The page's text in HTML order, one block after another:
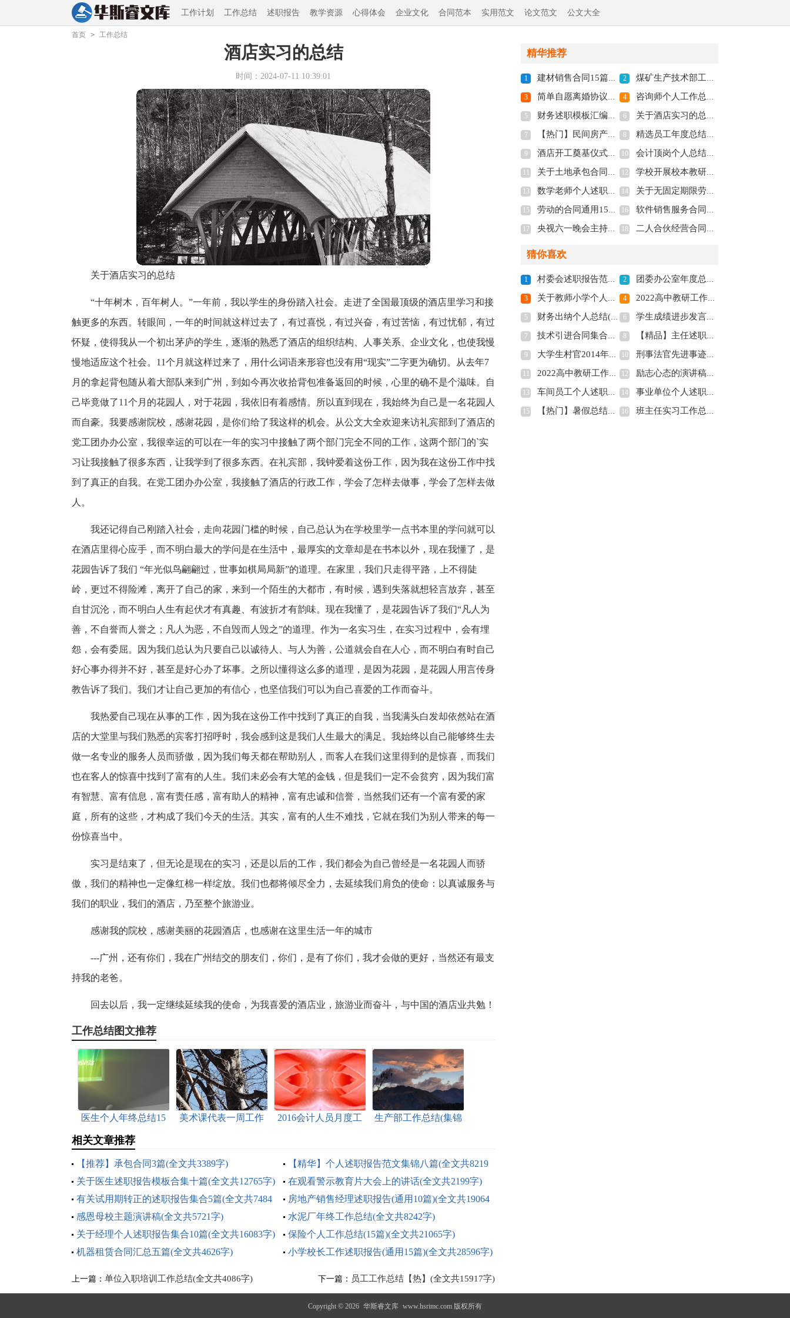
工作计划 工作总结 述职报告 教学资源 心得体会 企业文化 合同范本 实用范文 论文范文 公文大全
首页 > 工作总结
酒店实习的总结
时间：2024-07-11 10:39:01
关于酒店实习的总结
“十年树木，百年树人。”一年前，我以学生的身份踏入社会。走进了全国最顶级的酒店里学习和接
触更多的东西。转眼间，一年的时间就这样过去了，有过喜悦，有过兴奋，有过苦恼，有过忧郁，有过
怀疑，使得我从一个初出茅庐的学生，逐渐的熟悉了酒店的组织结构、人事关系、企业文化，也使我慢
慢地适应这个社会。11个月就这样过来了，用什么词语来形容也没有用“现实”二字更为确切。从去年7
月的拿起背包随从着大部队来到广州，到如今再次收拾背包准备返回的时候，心里的确不是个滋味。自
己毕竟做了11个月的花园人，对于花园，我依旧有着感情。所以直到现在，我始终为自己是一名花园人
而自豪。我要感谢院校，感谢花园，是你们给了我这样的机会。从公文大全欢迎来访礼宾部到了酒店的
党工团办办公室，我很幸运的可以在一年的实习中接触了两个部门完全不同的工作，这两个部门的`实
习让我接触了很多东西，让我学到了很多东西。在礼宾部，我钟爱着这份工作，因为我在这份工作中找
到了真正的自我。在党工团办办公室，我接触了酒店的行政工作，学会了怎样去做事，学会了怎样去做
人。
我还记得自己刚踏入社会，走向花园门槛的时候，自己总认为在学校里学一点书本里的学问就可以
在酒店里得心应手，而不明白最大的学问是在生活中，最厚实的文章却是在书本以外，现在我懂了，是
花园告诉了我们 “年光似鸟翩翩过，世事如棋局局新”的道理。在家里，我们只走得平路，上不得陡
岭，更过不得险滩，离开了自己的家，来到一个陌生的大都市，有时候，遇到失落就想轻言放弃，甚至
自甘沉沦，而不明白人生有起伏才有真趣、有波折才有韵味。现在我懂了，是花园告诉了我们“凡人为
善，不自誉而人誉之；凡人为恶，不自毁而人毁之”的道理。作为一名实习生，在实习过程中，会有埋
怨，会有委屈。因为我们总认为只要自己以诚待人、与人为善，公道就会自在人心，而不明白有时自己
好心事办得并不好，甚至是好心办了坏事。之所以懂得这么多的道理，是因为花园，是花园人用言传身
教告诉了我们。我们才让自己更加的有信心，也坚信我们可以为自己喜爱的工作而奋斗。
我热爱自己现在从事的工作，因为我在这份工作中找到了真正的自我，当我满头白发却依然站在酒
店的大堂里与我们熟悉的宾客打招呼时，我会感到这是我们人生最大的满足。我始终以自己能够终生去
做一名专业的服务人员而骄傲，因为我们每天都在帮助别人，而客人在我们这里得到的是惊喜，而我们
也在客人的惊喜中找到了富有的人生。我们未必会有大笔的金钱，但是我们一定不会贫穷，因为我们富
有智慧、富有信息，富有责任感，富有助人的精神，富有忠诚和信誉，当然我们还有一个富有爱的家
庭，所有的这些，才构成了我们今天的生活。其实，富有的人生不难找，它就在我们为别人带来的每一
份惊喜当中。
实习是结束了，但无论是现在的实习，还是以后的工作，我们都会为自己曾经是一名花园人而骄
傲，我们的精神也一定像红棉一样绽放。我们也都将倾尽全力，去延续我们肩负的使命：以真诚服务与
我们的职业，我们的酒店，乃至整个旅游业。
感谢我的院校，感谢美丽的花园酒店，也感谢在这里生活一年的城市
---广州，还有你们，我在广州结交的朋友们，你们，是有了你们，我才会做的更好，当然还有最支
持我的老爸。
回去以后，我一定继续延续我的使命，为我喜爱的酒店业，旅游业而奋斗，与中国的酒店业共勉！
工作总结图文推荐
医生个人年终总结15
美术课代表一周工作
2016会计人员月度工
生产部工作总结(集锦
相关文章推荐
【推荐】承包合同3篇(全文共3389字)
【精华】个人述职报告范文集锦八篇(全文共8219
字)
关于医生述职报告模板合集十篇(全文共12765字)
在观看警示教育片大会上的讲话(全文共2199字)
有关试用期转正的述职报告集合5篇(全文共7484
字)
房地产销售经理述职报告(通用10篇)(全文共19064
字)
感恩母校主题演讲稿(全文共5721字)
水泥厂年终工作总结(全文共8242字)
关于经理个人述职报告集合10篇(全文共16083字)
保险个人工作总结(15篇)(全文共21065字)
机器租赁合同汇总五篇(全文共4626字)
小学校长工作述职报告(通用15篇)(全文共28596字)
上一篇： 单位入职培训工作总结(全文共4086字) 下一篇： 员工工作总结【热】(全文共15917字)
精华推荐
1 建材销售合同15篇(全文共14562字) 2 煤矿生产技术部工作总结(全文共3088字)
3 简单自愿离婚协议书2022年(全文共3324字) 4 咨询师个人工作总结(全文共22115字)
5 财务述职模板汇编八篇(全文共13169字) 6 关于酒店实习的总结(全文共1222字)
7 【热门】民间房产抵押合同(全文共23566字) 8 精选员工年度总结9篇(全文共13058字)
9 酒店开工奠基仪式致辞(全文共4086字) 10 会计顶岗个人总结精选范文(全文共1166字)
关于土地承包合同范文集锦7篇(全文共6462字) 12 学校开展校本教研活动做法介绍(全文共2704字)
13 数学老师个人述职报告精选9篇(全文共11953字) 14 关于无固定期限劳动合同模板六篇(全文共5811字)
15 劳动的合同通用15篇(全文共17699字) 16 软件销售服务合同12篇(全文共8705字)
17 央视六一晚会主持词(精选多篇)(全文共11535字) 18 二人合伙经营合同6篇(全文共8701字)
猜你喜欢
1 村委会述职报告范文(全文共1525字) 2 团委办公室年度总结(全文共12229字)
3 关于教师小学个人述职报告合集五篇(全文共5115字) 4 2022高中教研工作计划通用版(全文共7754字)
5 财务出纳个人总结(全文共19159字) 6 学生成绩进步发言稿(精选多篇)(全文共7853字)
7 技术引进合同集合五篇(全文共6978字) 8 【精品】主任述职报告模板汇编8篇(全文共12326字)
9 大学生村官2014年上半年社区工作总结(全文共7645字) 10 刑事法官先进事迹材料(精选多篇)(全文共10446字)
2022高中教研工作计划通用版(全文共7754字) 12 励志心态的演讲稿高中(全文共5710字)
13 车间员工个人述职报告10篇(全文共12114字) 14 事业单位个人述职报告(集锦9篇)(全文共14654字)
15 【热门】暑假总结作文锦集五篇(全文共3137字) 16 班主任实习工作总结(全文共10398字)
Copyright © 2026 华斯睿文库 www.hsrimc.com 版权所有